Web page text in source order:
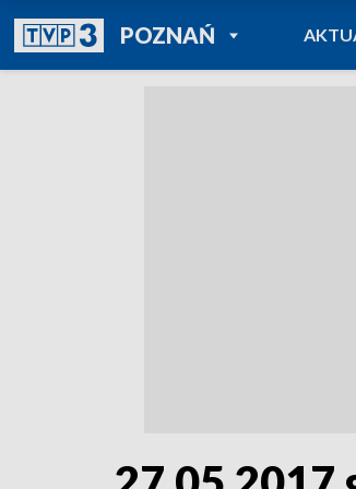
POZNAŃPOWRÓT DO
TVP REGIONY